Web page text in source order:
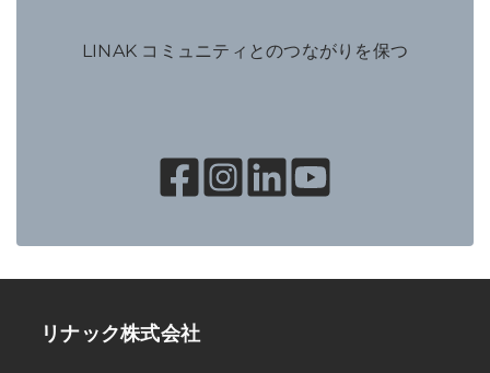
LINAK コミュニティとのつながりを保つ
リナック株式会社